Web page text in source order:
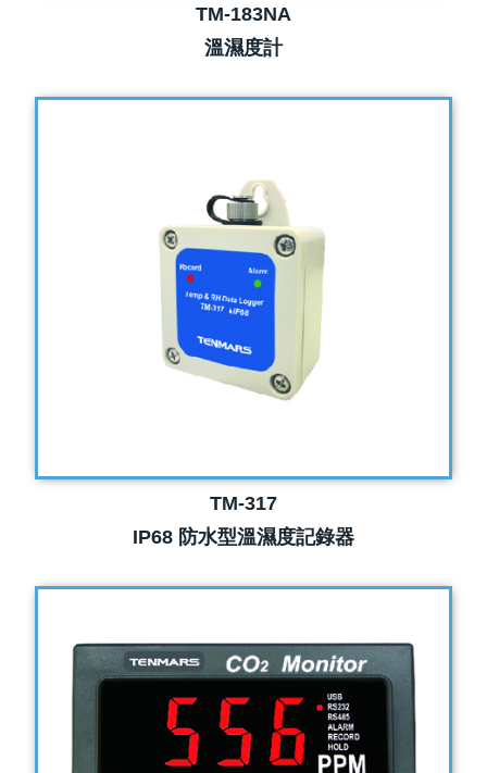
TM-183NA
溫濕度計
TM-317
IP68 防水型溫濕度記錄器